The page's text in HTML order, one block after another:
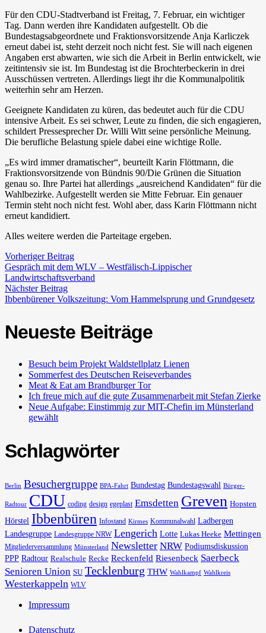
Für den CDU-Stadtverband ist Freitag, 7. Februar, ein wichtiger
Tag. Dann werden ihre Kandidaten aufgestellt. Ob die
Bundestagsabgeordnete und Fraktionsvorsitzende Anja Karliczek
erneut dabei ist, steht derzeit noch nicht fest. Sie will nach eigenen
Angaben erst abwarten, wie sich die Arbeit in Berlin entwickelt, wie
zeitintensiv sie ist. Im Bundestag ist die Brochterbeckerin in drei
Ausschüssen vertreten. Allerdings liegt ihr die Kommunalpolitik
weiterhin sehr am Herzen.
Geeignete Kandidaten zu küren, das bedeutet auch für die CDU
intensive Arbeit. Es sei schwer, Leute zu finden, die sich engagieren,
schildert Pressesprecher Dr. Willi Witt seine persönliche Meinung.
Die berufliche Belastung spiele dabei eine wichtige Rolle.
„Es wird immer dramatischer“, beurteilt Karin Flöttmann, die
Fraktionsvorsitzende von Bündnis 90/Die Grünen die Situation
genau so. Ihre Partei hat allerdings „ausreichend Kandidaten“ für die
Wahlbezirke. Aufgestellt werden sie Mitte Februar. Ein genauer
Termin steht noch nicht fest. Wohl aber, dass Karin Flöttmann nicht
erneut kandidiert.
Alles weitere werden die Parteitage ergeben.
Vorheriger Beitrag
Gespräch mit dem WLV – Westfälisch-Lippischer
Landwirtschaftsverband
Nächster Beitrag
Ibbenbürener Volkszeitung: Vom Hammelsprung und Grundgesetz
Neueste Beiträge
Besuch beim Projekt Waldstellplatz Lienen
Sommerfest des Deutschen Reiseverbandes
Meat & Eat am Brandburger Tor
Ich freue mich auf die gute Zusammenarbeit mit Stefan Zierke
Neue Aufgabe: Einstimmig zur MIT-Chefin im Münsterland
gewählt
Schlagwörter
Berlin Besuchergruppe BPA-Fahrt Bundestag Bundestagswahl Bürger-
Radtour CDU coding design egeplast Emsdetten Greven Hopsten
Hörstel Ibbenbüren Infostand Kirmes Kommunalwahl Ladbergen
Landesgruppe Landesgruppe NRW Lengerich Lotte Lukas Heeke Mettingen
Mitgliederversammlung Münsterland Newsletter NRW Podiumsdiskussion
PPP Radtour Realschule Recke Reckenfeld Riesenbeck Saerbeck
Senioren Union SU Tecklenburg THW Wahlkampf Wahlkreis
Westerkappeln WLV
Impressum
Datenschutz